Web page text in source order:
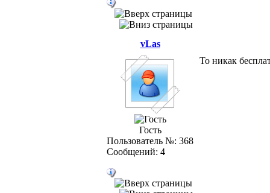
vLas
Гость
Пользователь №: 368
Сообщений: 4
То никак